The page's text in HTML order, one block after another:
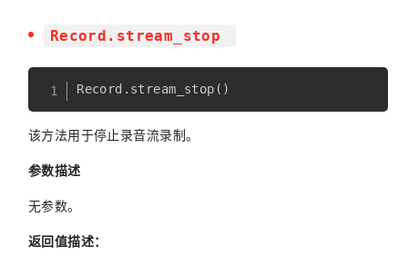
Record.stream_stop
Record . stream_stop ( )
该方法用于停止录音流录制。
参数描述
无参数。
返回值描述：